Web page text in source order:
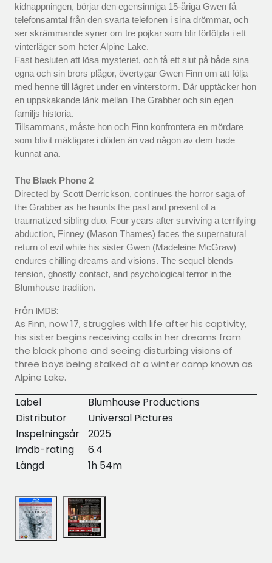
kidnappningen, börjar den egensinniga 15-åriga Gwen få
telefonsamtal från den svarta telefonen i sina drömmar, och
ser skrämmande syner om tre pojkar som blir förföljda i ett
vinterläger som heter Alpine Lake.
Fast besluten att lösa mysteriet, och få ett slut på både sina
egna och sin brors plågor, övertygar Gwen Finn om att följa
med henne till lägret under en vinterstorm. Där upptäcker hon
en uppskakande länk mellan The Grabber och sin egen
familjs historia.
Tillsammans, måste hon och Finn konfrontera en mördare
som blivit mäktigare i döden än vad någon av dem hade
kunnat ana.
The Black Phone 2
Directed by Scott Derrickson, continues the horror saga of
the Grabber as he haunts the past and present of a
traumatized sibling duo. Four years after surviving a terrifying
abduction, Finney (Mason Thames) faces the supernatural
return of evil while his sister Gwen (Madeleine McGraw)
endures chilling dreams and visions. The sequel blends
tension, ghostly contact, and psychological terror in the
Blumhouse tradition.
Från IMDB:
As Finn, now 17, struggles with life after his captivity,
his sister begins receiving calls in her dreams from
the black phone and seeing disturbing visions of
three boys being stalked at a winter camp known as
Alpine Lake.
Label
Blumhouse Productions
Distributor
Universal Pictures
Inspelningsår
2025
imdb-rating
6.4
Längd
1h 54m